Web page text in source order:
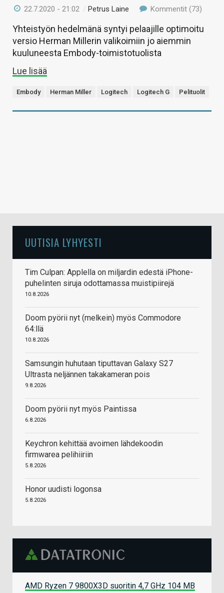
22.7.2020 - 21:02 /Petrus Laine Kommentit (73)
Yhteistyön hedelmänä syntyi pelaajille optimoitu
versio Herman Millerin valikoimiin jo aiemmin
kuuluneesta Embody-toimistotuolista
Lue lisää
Embody Herman Miller Logitech Logitech G Pelituolit
UUTISIA LYHYESTI
Tim Culpan: Applella on miljardin edestä iPhone-
puhelinten siruja odottamassa muistipiirejä
10.8.2026
Doom pyörii nyt (melkein) myös Commodore
64:llä
10.8.2026
Samsungin huhutaan tiputtavan Galaxy S27
Ultrasta neljännen takakameran pois
9.8.2026
Doom pyörii nyt myös Paintissa
6.8.2026
Keychron kehittää avoimen lähdekoodin
firmwarea pelihiiriin
5.8.2026
Honor uudisti logonsa
5.8.2026
AMD Ryzen 7 9800X3D suoritin 4,7 GHz 104 MB